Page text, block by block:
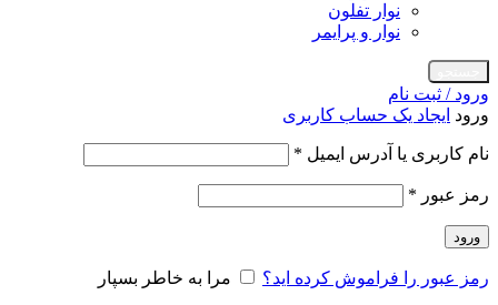
نوار تفلون
نوار و پرایمر
ورود / ثبت نام
ورود ایجاد یک حساب کاربری
نام کاربری یا آدرس ایمیل *
رمز عبور *
ورود
رمز عبور را فراموش کرده اید؟ مرا به خاطر بسپار